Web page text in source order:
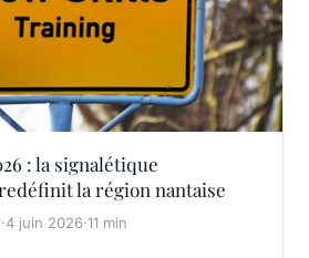
: la signalétique
la région nantaise
·4 juin 2026·11 min